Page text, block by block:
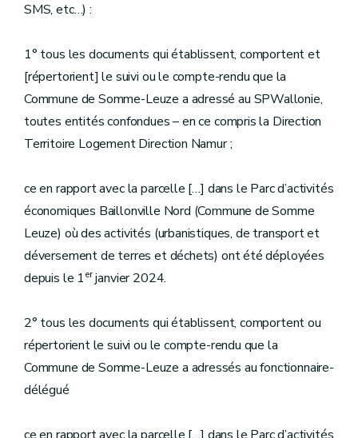
SMS, etc…) :
1° tous les documents qui établissent, comportent et
[répertorient] le suivi ou le compte-rendu que la
Commune de Somme-Leuze a adressé au SPWallonie,
toutes entités confondues – en ce compris la Direction
Territoire Logement Direction Namur ;
ce en rapport avec la parcelle […] dans le Parc d’activités
économiques Baillonville Nord (Commune de Somme
Leuze) où des activités (urbanistiques, de transport et
déversement de terres et déchets) ont été déployées
depuis le 1erjanvier 2024.
2° tous les documents qui établissent, comportent ou
répertorient le suivi ou le compte-rendu que la
Commune de Somme-Leuze a adressés au fonctionnaire-
délégué